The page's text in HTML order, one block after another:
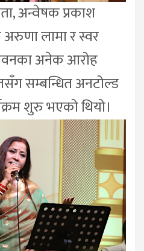
अन्वेषक प्रकाश
अरुणा लामा र स्वर
अनेक आरोह
सम्बन्धित अनटोल्ड
शुरु भएको थियो।